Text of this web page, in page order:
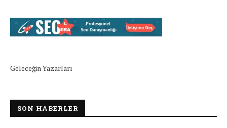
Geleceğin Yazarları
SON HABERLER